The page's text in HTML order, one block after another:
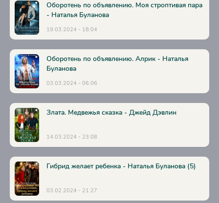
Глава 27
Глава 28
Глава 29
Глава 30
Глава 31
Глава 32
Глава 33
Глава 34
Глава 35
Глава 36
Глава 37
Глава 38
Глава 39
Оборотень по объявлению. Моя строптивая пара
- Наталья Буланова
19.03.2024 - 18:04
Оборотень по объявлению. Алрик - Наталья
Буланова
03.03.2024 - 06:06
Злата. Медвежья сказка - Джейд Дэвлин
14.03.2024 - 23:08
Гибрид желает ребенка - Наталья Буланова (5)
03.02.2024 - 21:27